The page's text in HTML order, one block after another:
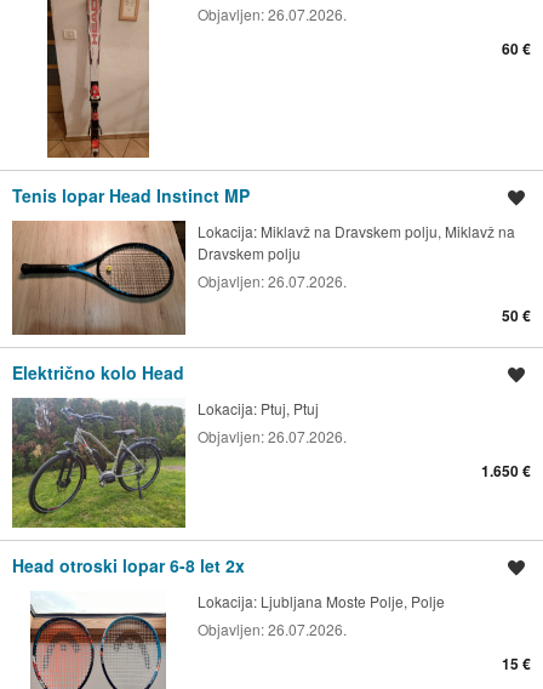
Objavljen:26.07.2026.
60 €
Tenis lopar Head Instinct MP
Lokacija: Miklavž na Dravskem polju, Miklavž na
Dravskem polju
Objavljen:26.07.2026.
50 €
Električno kolo Head
Lokacija: Ptuj, Ptuj
Objavljen:26.07.2026.
1.650 €
Head otroski lopar 6-8 let 2x
Lokacija: Ljubljana Moste Polje, Polje
Objavljen:26.07.2026.
15 €